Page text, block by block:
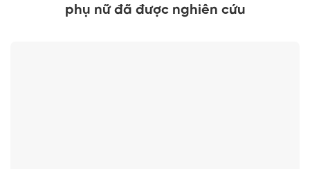
phụ nữ đã được nghiên cứu